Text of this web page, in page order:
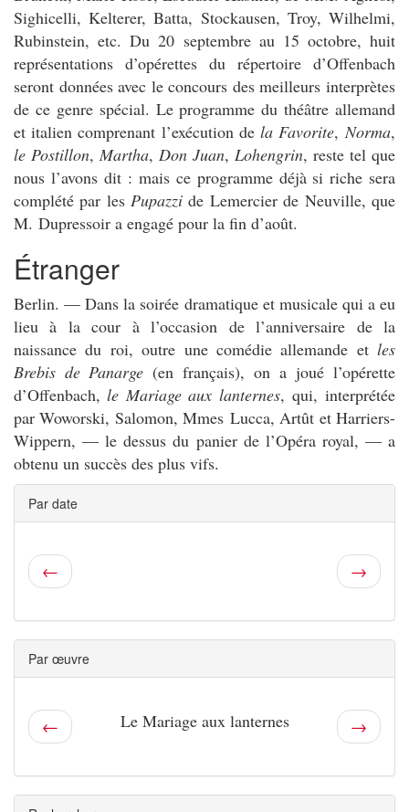
Sighicelli, Kelterer, Batta, Stockausen, Troy, Wilhelmi,
Rubinstein, etc. Du 20 septembre au 15 octobre, huit
représentations d’opérettes du répertoire d’Offenbach
seront données avec le concours des meilleurs interprètes
de ce genre spécial. Le programme du théâtre allemand
et italien comprenant l’exécution de la Favorite,Norma,
le Postillon, Martha, Don Juan, Lohengrin, reste tel que
nous l’avons dit : mais ce programme déjà si riche sera
complété par les Pupazzi de Lemercier de Neuville, que
M. Dupressoir a engagé pour la fin d’août.
Étranger
Berlin. — Dans la soirée dramatique et musicale qui a eu
lieu à la cour à l’occasion de l’anniversaire de la
naissance du roi, outre une comédie allemande et les
Brebis de Panarge (en français), on a joué l’opérette
d’Offenbach, le Mariage aux lanternes, qui, interprétée
par Woworski, Salomon, Mmes Lucca, Artût et Harriers-
Wippern, — le dessus du panier de l’Opéra royal, — a
obtenu un succès des plus vifs.
Par date
← →
Par œuvre
← Le Mariage aux lanternes →